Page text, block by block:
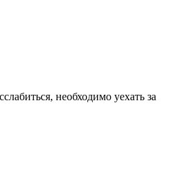
необходимо уехать за